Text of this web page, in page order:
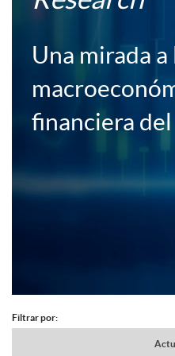
i
e
a
o
Una mirada
financiera
o
Filtrar por: